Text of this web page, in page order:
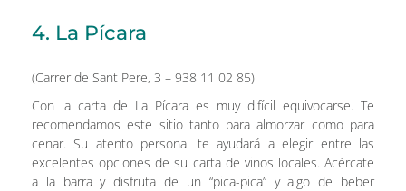
4. La Pícara
(Carrer de Sant Pere, 3 – 938 11 02 85)
Con la carta de La Pícara es muy difícil equivocarse. Te
recomendamos este sitio tanto para almorzar como para
cenar. Su atento personal te ayudará a elegir entre las
excelentes opciones de su carta de vinos locales. Acércate
a la barra y disfruta de un “pica-pica” y algo de beber